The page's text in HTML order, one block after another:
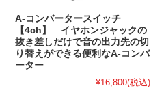
A-コンバータースイッチ
【4ch】 イヤホンジャックの
抜き差しだけで音の出力先の切
り替えができる便利なA-コンバ
ーター
¥16,800(税込)